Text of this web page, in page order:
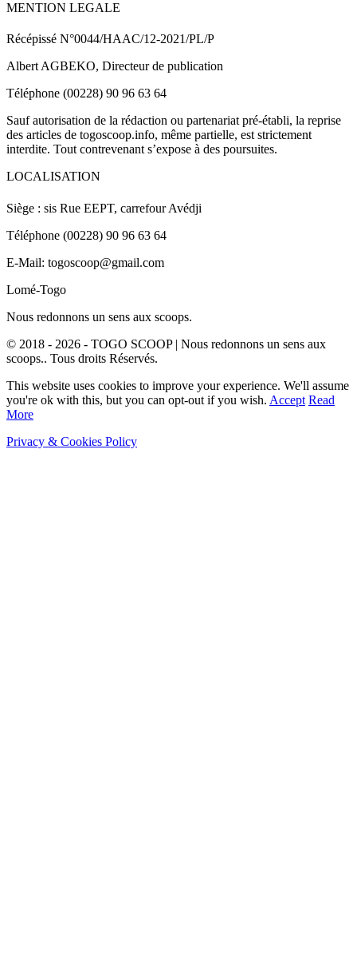
MENTION LEGALE
Récépissé N°0044/HAAC/12-2021/PL/P
Albert AGBEKO, Directeur de publication
Téléphone (00228) 90 96 63 64
Sauf autorisation de la rédaction ou partenariat pré-établi, la reprise
des articles de togoscoop.info, même partielle, est strictement
interdite. Tout contrevenant s’expose à des poursuites.
LOCALISATION
Siège : sis Rue EEPT, carrefour Avédji
Téléphone (00228) 90 96 63 64
E-Mail: togoscoop@gmail.com
Lomé-Togo
Nous redonnons un sens aux scoops.
© 2018 - 2026 - TOGO SCOOP | Nous redonnons un sens aux
scoops.. Tous droits Réservés.
This website uses cookies to improve your experience. We'll assume
you're ok with this, but you can opt-out if you wish. Accept Read
More
Privacy & Cookies Policy